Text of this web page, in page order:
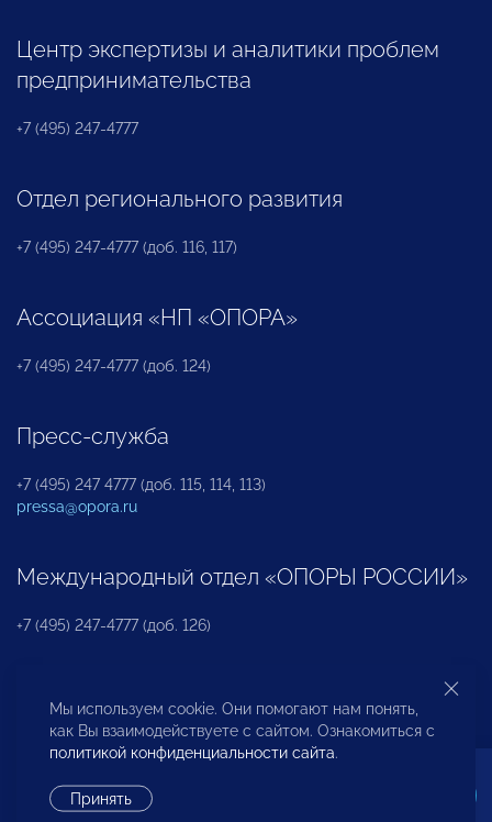
Центр экспертизы и аналитики проблем
предпринимательства
+7 (495) 247-4777
Отдел регионального развития
+7 (495) 247-4777 (доб. 116, 117)
Ассоциация «НП «ОПОРА»
+7 (495) 247-4777 (доб. 124)
Пресс-служба
+7 (495) 247 4777 (доб. 115, 114, 113)
pressa@opora.ru
Международный отдел «ОПОРЫ РОССИИ»
+7 (495) 247-4777 (доб. 126)
Бюро по защите прав предпринимателей и
инвесторов
Мы используем cookie. Они помогают нам понять,
как Вы взаимодействуете с сайтом. Ознакомиться с
политикой конфиденциальности сайта.
Принять